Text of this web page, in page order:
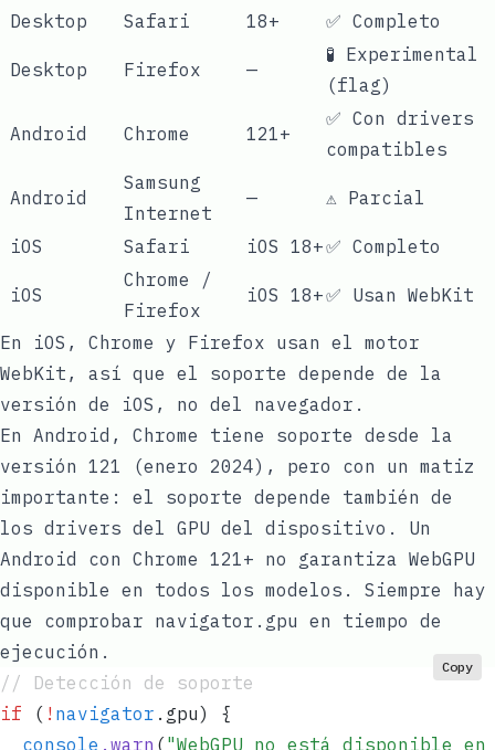
Desktop Safari 18+ ✅ Completo
Desktop Firefox —
🧪 Experimental
(flag)
Android Chrome 121+
✅ Con drivers
compatibles
Android
Samsung
Internet
— ⚠️ Parcial
iOS Safari iOS 18+✅ Completo
iOS
Chrome /
Firefox
iOS 18+✅ Usan WebKit
En iOS, Chrome y Firefox usan el motor
WebKit, así que el soporte depende de la
versión de iOS, no del navegador.
En Android, Chrome tiene soporte desde la
versión 121 (enero 2024), pero con un matiz
importante: el soporte depende también de
los drivers del GPU del dispositivo. Un
Android con Chrome 121+ no garantiza WebGPU
disponible en todos los modelos. Siempre hay
que comprobar navigator.gpu en tiempo de
ejecución.
// Detección de soporte
if ( ! navigator . gpu) {
  console
. warn ("WebGPU no está disponible
Copy